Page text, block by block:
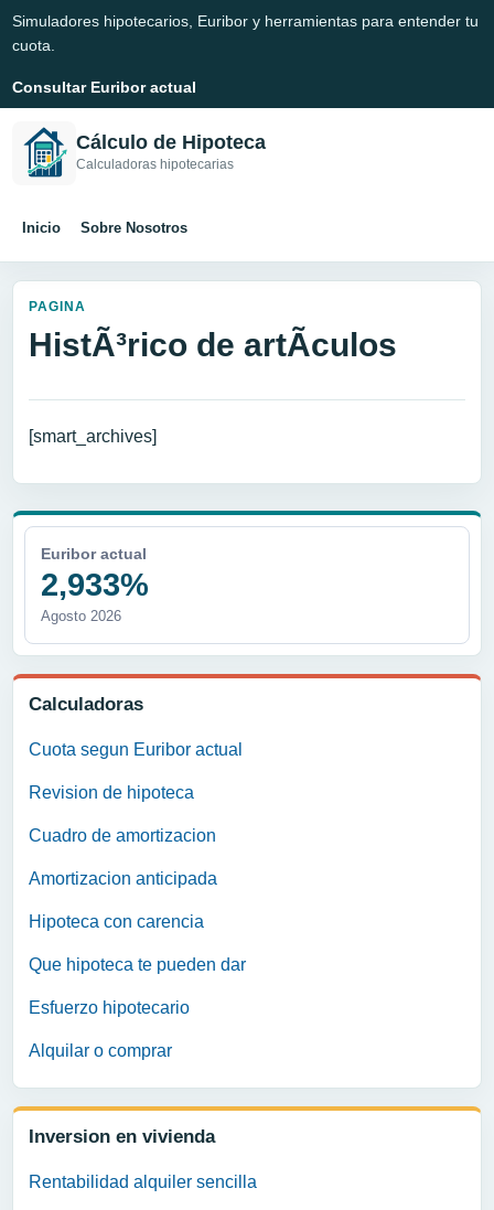
Simuladores hipotecarios, Euribor y herramientas para entender tu
cuota.
Consultar Euribor actual
Cálculo de Hipoteca
Calculadoras hipotecarias
Inicio Sobre Nosotros
Euribor actual
2,933%
Agosto 2026
Calculadoras
Cuota segun Euribor actual
Revision de hipoteca
Cuadro de amortizacion
Amortizacion anticipada
Hipoteca con carencia
Que hipoteca te pueden dar
Esfuerzo hipotecario
Alquilar o comprar
Inversion en vivienda
Rentabilidad alquiler sencilla
PAGINA
HistÃ³rico de artÃ­culos
[smart_archives]